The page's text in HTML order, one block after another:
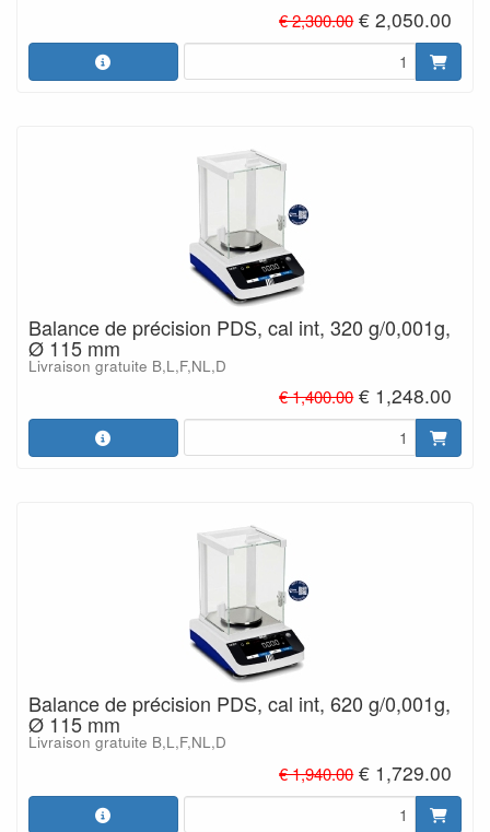
€ 2,300.00 € 2,050.00
Balance de précision PDS, cal int, 320 g/0,001g,
Ø 115 mm
Livraison gratuite B,L,F,NL,D
€ 1,400.00 € 1,248.00
Balance de précision PDS, cal int, 620 g/0,001g,
Ø 115 mm
Livraison gratuite B,L,F,NL,D
€ 1,940.00 € 1,729.00